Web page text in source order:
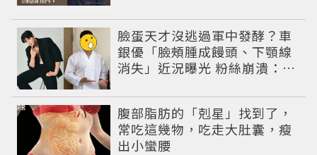
臉蛋天才沒逃過軍中發酵？車
銀優「臉頰腫成饅頭、下顎線
消失」近況曝光 粉絲崩潰：空
腹部脂肪的「剋星」找到了，
常吃這幾物，吃走大肚囊，瘦
出小蠻腰
PR